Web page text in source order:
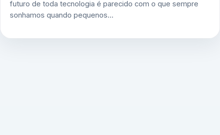
futuro de toda tecnologia é parecido com o que sempre
sonhamos quando pequenos…